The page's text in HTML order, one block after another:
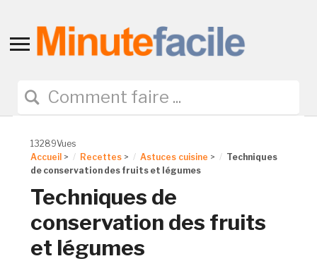
Toggle
navigation
13289Vues
Accueil > Recettes > Astuces cuisine >
Techniques
de conservation des fruits et légumes
Techniques de
conservation des fruits
et légumes